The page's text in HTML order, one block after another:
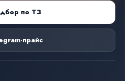
по ТЗ
прайс